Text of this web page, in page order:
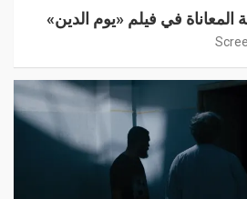
المعاناة في فيلم «يوم الدين»